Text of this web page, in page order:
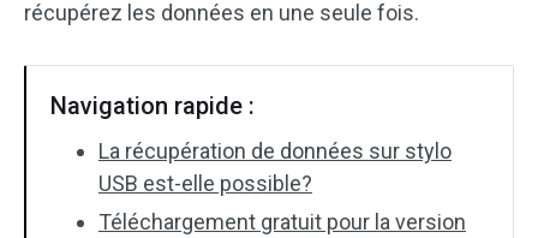
récupérez les données en une seule fois.
Navigation rapide :
La récupération de données sur stylo
USB est-elle possible?
Téléchargement gratuit pour la version